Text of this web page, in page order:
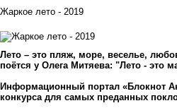
Жаркое лето - 2019
Лето – это пляж, море, веселье,
поётся у Олега Митяева: "Лето - это
Информационный портал «Блокнот
конкурса для самых преданных